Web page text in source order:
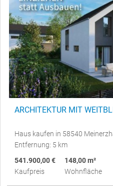
ARCHITEKTUR MIT
Haus kaufen in 58540
Entfernung: 5 km
541.900,00 €
Kaufpreis
148,00 m²
Wohnfläche